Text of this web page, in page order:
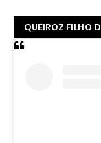
QUEIROZ FILHO